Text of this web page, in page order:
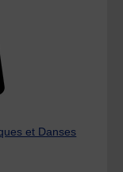
et Danses